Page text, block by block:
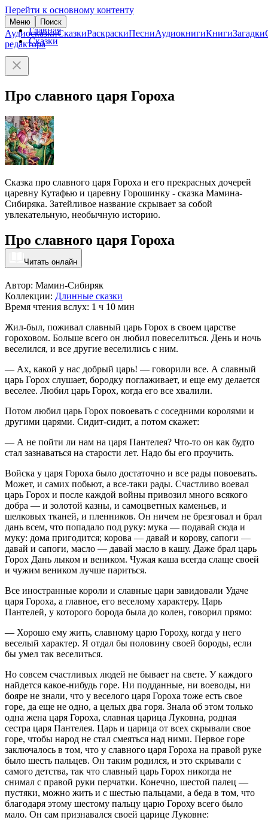
Перейти к основному контенту
Меню Поиск
АудиосказкиСказкиРаскраскиПесниАудиокнигиКнигиЗагадки
редактора
Главная
Сказки
Про славного царя Гороха
Сказка про славного царя Гороха и его прекрасных дочерей
царевну Кутафью и царевну Горошинку - сказка Мамина-
Сибиряка. Затейливое название скрывает за собой
увлекательную, необычную историю.
Про славного царя Гороха
Читать онлайн
Автор: Мамин-Сибиряк
Коллекции: Длинные сказки
Время чтения вслух: 1 ч 10 мин
Жил-был, поживал славный царь Горох в своем царстве
гороховом. Больше всего он любил повеселиться. День и ночь
веселился, и все другие веселились с ним.
— Ах, какой у нас добрый царь! — говорили все. А славный
царь Горох слушает, бородку поглаживает, и еще ему делается
веселее. Любил царь Горох, когда его все хвалили.
Потом любил царь Горох повоевать с соседними королями и
другими царями. Сидит-сидит, а потом скажет:
— А не пойти ли нам на царя Пантелея? Что-то он как будто
стал зазнаваться на старости лет. Надо бы его проучить.
Войска у царя Гороха было достаточно и все рады повоевать.
Может, и самих побьют, а все-таки рады. Счастливо воевал
царь Горох и после каждой войны привозил много всякого
добра — и золотой казны, и самоцветных каменьев, и
шелковых тканей, и пленников. Он ничем не брезговал и брал
дань всем, что попадало под руку: мука — подавай сюда и
муку: дома пригодится; корова — давай и корову, сапоги —
давай и сапоги, масло — давай масло в кашу. Даже брал царь
Горох Дань лыком и веником. Чужая каша всегда слаще своей
и чужим веником лучше париться.
Все иностранные короли и славные цари завидовали Удаче
царя Гороха, а главное, его веселому характеру. Царь
Пантелей, у которого борода была до колен, говорил прямо:
— Хорошо ему жить, славному царю Гороху, когда у него
веселый характер. Я отдал бы половину своей бороды, если
бы умел так веселиться.
Но совсем счастливых людей не бывает на свете. У каждого
найдется какое-нибудь горе. Ни подданные, ни воеводы, ни
бояре не знали, что у веселого царя Гороха тоже есть свое
горе, да еще не одно, а целых два горя. Знала об этом только
одна жена царя Гороха, славная царица Луковна, родная
сестра царя Пантелея. Царь и царица от всех скрывали свое
горе, чтобы народ не стал смеяться над ними. Первое горе
заключалось в том, что у славного царя Гороха на правой руке
было шесть пальцев. Он таким родился, и это скрывали с
самого детства, так что славный царь Горох никогда не
снимал с правой руки перчатки. Конечно, шестой палец —
пустяки, можно жить и с шестью пальцами, а беда в том, что
благодаря этому шестому пальцу царю Гороху всего было
мало. Он сам признавался своей царице Луковне: